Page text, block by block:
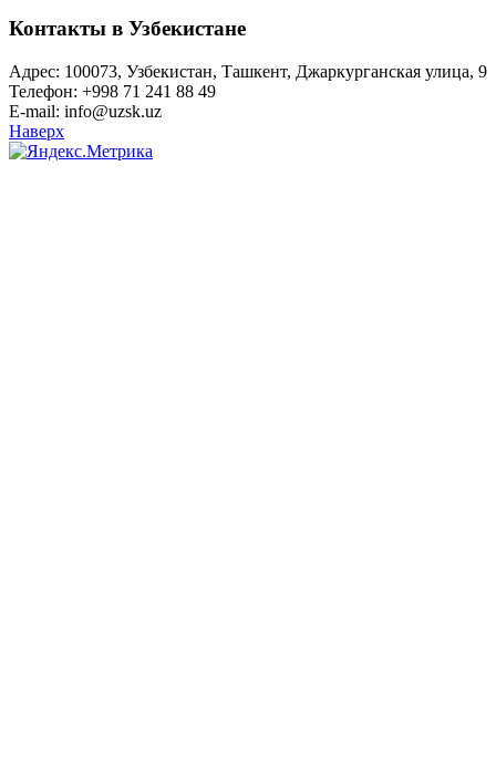
Контакты в Узбекистане
Адрес: 100073, Узбекистан, Ташкент, Джаркурганская улица, 9
Телефон: +998 71 241 88 49
E-mail: info@uzsk.uz
Наверх